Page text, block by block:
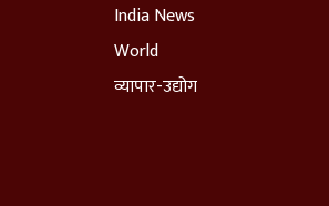
India News
World
व्यापार-उद्योग